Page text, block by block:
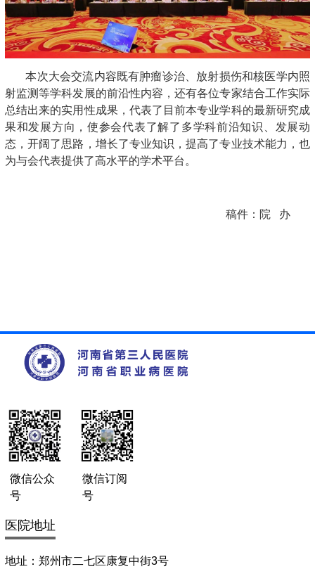
本次大会交流内容既有肿瘤诊治、放射损伤和核医学内照
射监测等学科发展的前沿性内容，还有各位专家结合工作实际
总结出来的实用性成果，代表了目前本专业学科的最新研究成
果和发展方向，使参会代表了解了多学科前沿知识、发展动
态，开阔了思路，增长了专业知识，提高了专业技术能力，也
为与会代表提供了高水平的学术平台。
稿件：院 办
微信公众
号
微信订阅
号
医院地址
地址：郑州市二七区康复中街3号